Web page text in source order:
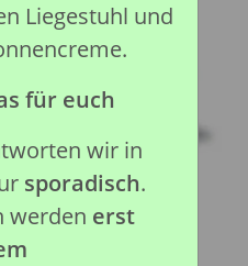
Liegestuhl und
für euch
wir in
sporadisch.
werden erst